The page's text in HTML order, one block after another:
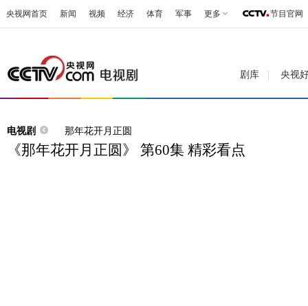
央视网首页 新闻 视频 经济 体育 军事 更多 节目官网
剧库 央视
电视剧 那年花开月正圆
《那年花开月正圆》 第60集 精彩看点